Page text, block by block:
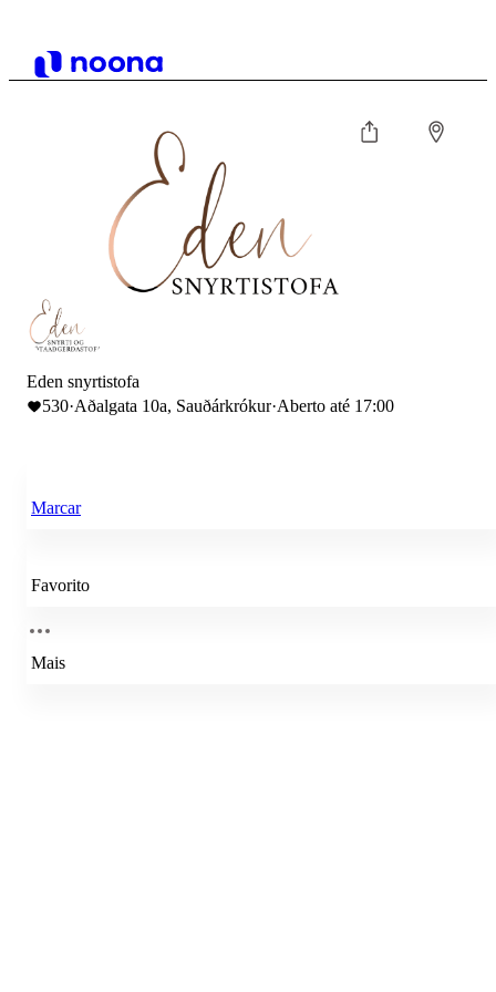
Eden snyrtistofa
530·Aðalgata 10a, Sauðárkrókur·Aberto até 17:00
Marcar
Favorito
Mais